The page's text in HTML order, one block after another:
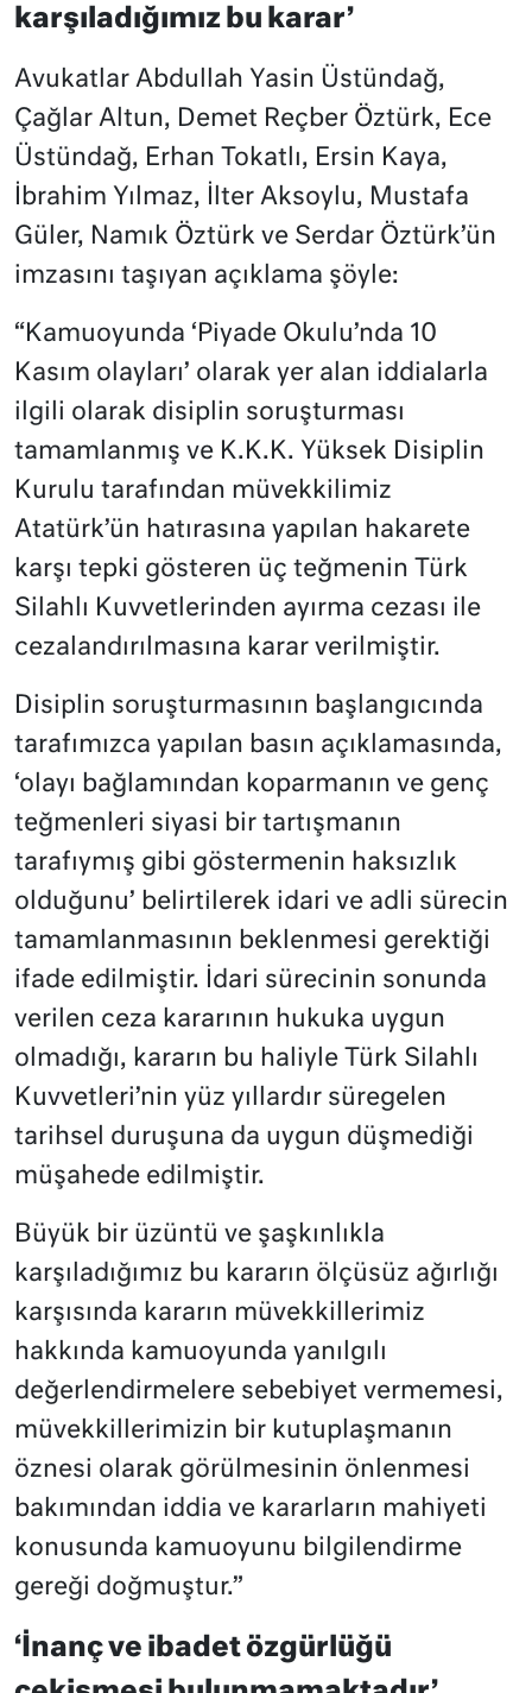
karşıladığımız bu karar’
Avukatlar Abdullah Yasin Üstündağ,
Çağlar Altun, Demet Reçber Öztürk, Ece
Üstündağ, Erhan Tokatlı, Ersin Kaya,
İbrahim Yılmaz, İlter Aksoylu, Mustafa
Güler, Namık Öztürk ve Serdar Öztürk’ün
imzasını taşıyan açıklama şöyle:
“Kamuoyunda ‘Piyade Okulu’nda 10
Kasım olayları’ olarak yer alan iddialarla
ilgili olarak disiplin soruşturması
tamamlanmış ve K.K.K. Yüksek Disiplin
Kurulu tarafından müvekkilimiz
Atatürk’ün hatırasına yapılan hakarete
karşı tepki gösteren üç teğmenin Türk
Silahlı Kuvvetlerinden ayırma cezası ile
cezalandırılmasına karar verilmiştir.
Disiplin soruşturmasının başlangıcında
tarafımızca yapılan basın açıklamasında,
‘olayı bağlamından koparmanın ve genç
teğmenleri siyasi bir tartışmanın
tarafıymış gibi göstermenin haksızlık
olduğunu’ belirtilerek idari ve adli sürecin
tamamlanmasının beklenmesi gerektiği
ifade edilmiştir. İdari sürecinin sonunda
verilen ceza kararının hukuka uygun
olmadığı, kararın bu haliyle Türk Silahlı
Kuvvetleri’nin yüz yıllardır süregelen
tarihsel duruşuna da uygun düşmediği
müşahede edilmiştir.
Büyük bir üzüntü ve şaşkınlıkla
karşıladığımız bu kararın ölçüsüz ağırlığı
karşısında kararın müvekkillerimiz
hakkında kamuoyunda yanılgılı
değerlendirmelere sebebiyet vermemesi,
müvekkillerimizin bir kutuplaşmanın
öznesi olarak görülmesinin önlenmesi
bakımından iddia ve kararların mahiyeti
konusunda kamuoyunu bilgilendirme
gereği doğmuştur.”
‘İnanç ve ibadet özgürlüğü